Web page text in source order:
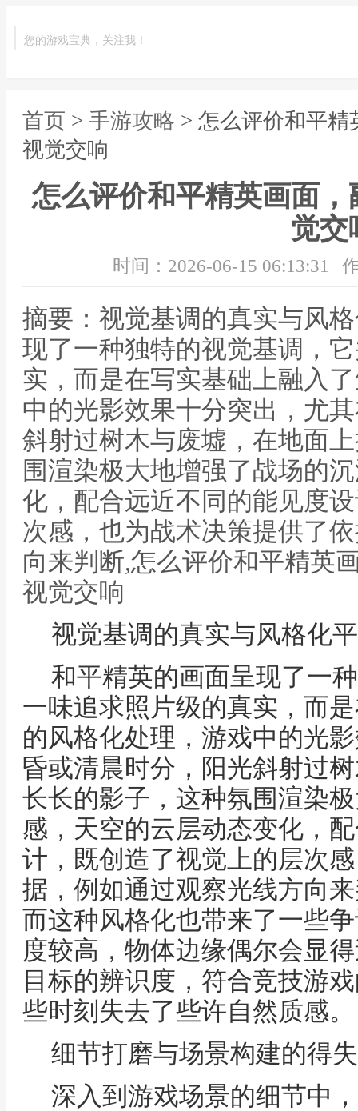
您的游戏宝典，关注我！
首页 > 手游攻略 > 怎么评价和平
视觉交响
怎么评价和平精英画面
觉交
时间：2026-06-15 06:13:31
摘要：视觉基调的真实与风
现了一种独特的视觉基调，
实，而是在写实基础上融入
中的光影效果十分突出，尤
斜射过树木与废墟，在地面
围渲染极大地增强了战场的
化，配合远近不同的能见度
次感，也为战术决策提供了
向来判断,怎么评价和平精英
视觉交响
视觉基调的真实与风格化
和平精英的画面呈现了一
一味追求照片级的真实，而
的风格化处理，游戏中的光
昏或清晨时分，阳光斜射过
长长的影子，这种氛围渲染
感，天空的云层动态变化，
计，既创造了视觉上的层次
据，例如通过观察光线方向
而这种风格化也带来了一些
度较高，物体边缘偶尔会显
目标的辨识度，符合竞技游
些时刻失去了些许自然质感。
细节打磨与场景构建的得失
深入到游戏场景的细节中